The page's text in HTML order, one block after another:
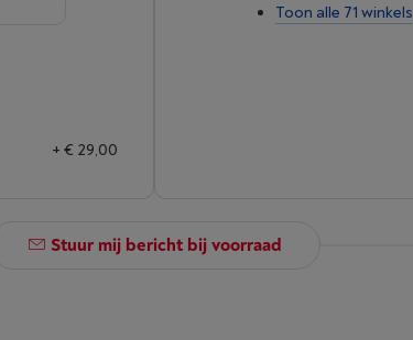
+ € 29,00
Toon alle 71 winkels
Stuur mij bericht bij voorraad